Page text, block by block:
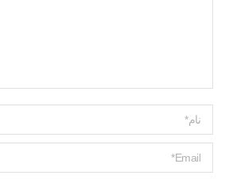
Name *
ایمیل *